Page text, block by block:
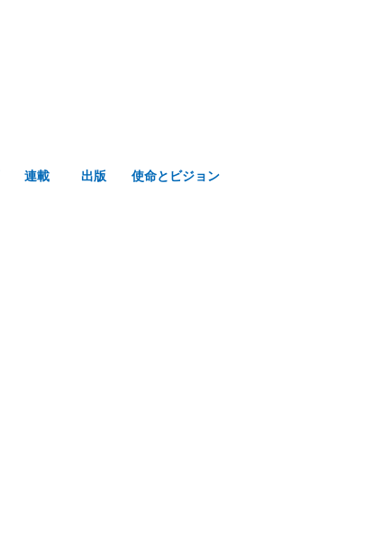
連載 出版 使命とビジョン